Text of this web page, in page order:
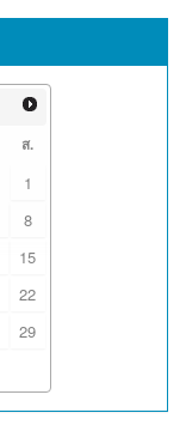
ส.
1
8
15
22
29